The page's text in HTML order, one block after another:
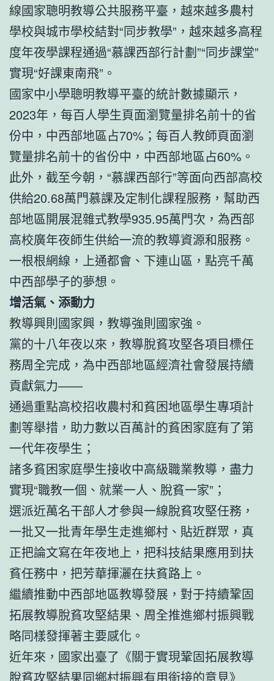
線國家聰明教導公共服務平臺，越來越多農村
學校與城市學校結對“同步教學”，越來越多高程
度年夜學課程通過“慕課西部行計劃”“同步課堂”
實現“好課東南飛”。
國家中小學聰明教導平臺的統計數據顯示，
2023年，每百人學生頁面瀏覽量排名前十的省
份中，中西部地區占70%；每百人教師頁面瀏
覽量排名前十的省份中，中西部地區占60%。
此外，截至今朝，“慕課西部行”等面向西部高校
供給20.68萬門慕課及定制化課程服務，幫助西
部地區開展混雜式教學935.95萬門次，為西部
高校廣年夜師生供給一流的教導資源和服務。
一根根網線，上通都會、下連山區，點亮千萬
中西部學子的夢想。
增活氣、添動力
教導興則國家興，教導強則國家強。
黨的十八年夜以來，教導脫貧攻堅各項目標任
務周全完成，為中西部地區經濟社會發展持續
貢獻氣力——
通過重點高校招收農村和貧困地區學生專項計
劃等舉措，助力數以百萬計的貧困家庭有了第
一代年夜學生；
諸多貧困家庭學生接收中高級職業教導，盡力
實現“職教一個、就業一人、脫貧一家”；
選派近萬名干部人才參與一線脫貧攻堅任務，
一批又一批青年學生走進鄉村、貼近群眾，真
正把論文寫在年夜地上，把科技結果應用到扶
貧任務中，把芳華揮灑在扶貧路上。
繼續推動中西部地區教導發展，對于持續鞏固
拓展教導脫貧攻堅結果、周全推進鄉村振興戰
略同樣發揮著主要感化。
近年來，國家出臺了《關于實現鞏固拓展教導
脫貧攻堅結果同鄉村振興有用銜接的意見》